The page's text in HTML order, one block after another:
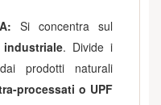
Si concentra sul
. Divide i
prodotti naturali
processati o UPF